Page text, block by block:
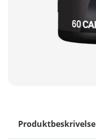
Produktbeskrivelse